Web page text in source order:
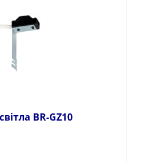
BR-GZ10